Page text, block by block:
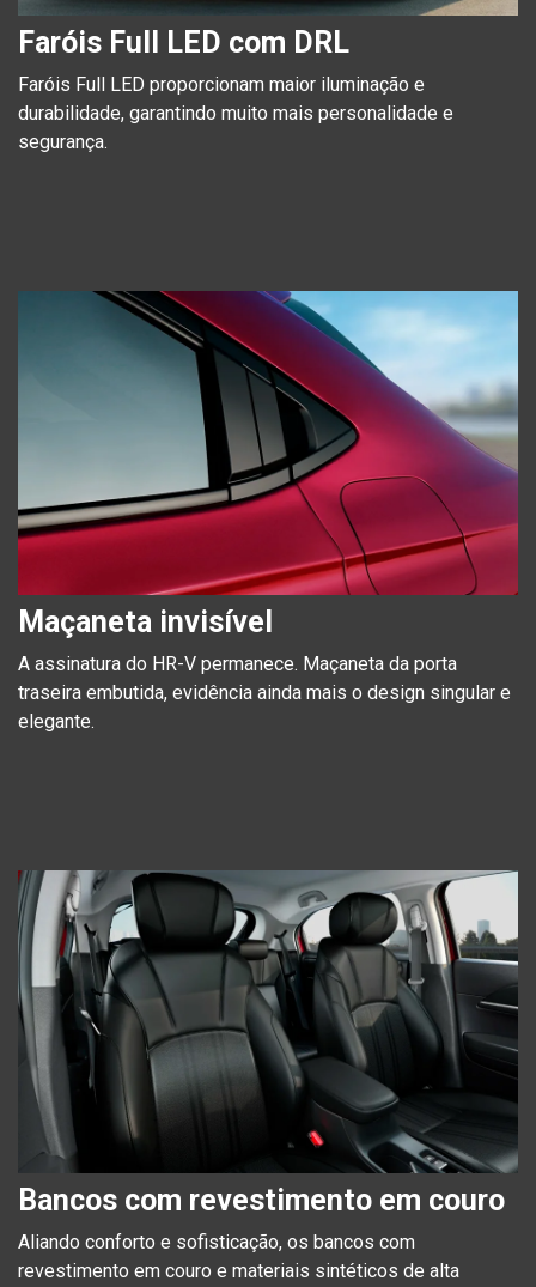
Faróis Full LED com DRL
Faróis Full LED proporcionam maior iluminação e
durabilidade, garantindo muito mais personalidade e
segurança.
Maçaneta invisível
A assinatura do HR-V permanece. Maçaneta da porta
traseira embutida, evidência ainda mais o design singular e
elegante.
Bancos com revestimento em couro
Aliando conforto e sofisticação, os bancos com
revestimento em couro e materiais sintéticos de alta